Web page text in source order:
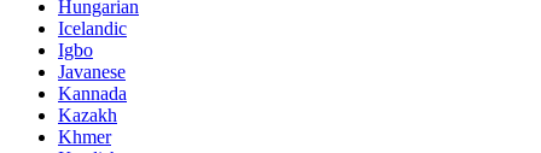
Hungarian
Icelandic
Igbo
Javanese
Kannada
Kazakh
Khmer